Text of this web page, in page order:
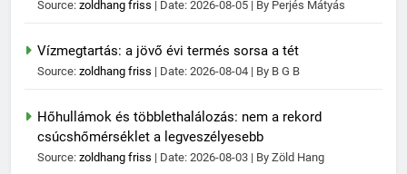
Source: zoldhang friss Date: 2026-08-05 By Perjés Mátyás
Vízmegtartás: a jövő évi termés sorsa a tét
Source: zoldhang friss Date: 2026-08-04 By B G B
Hőhullámok és többlethalálozás: nem a rekord
csúcshőmérséklet a legveszélyesebb
Source: zoldhang friss Date: 2026-08-03 By Zöld Hang